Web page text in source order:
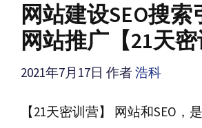
网站建设SEO搜
网站推广【21天密
2021年7月17日 作者浩科
【21天密训营】 网站和SEO，